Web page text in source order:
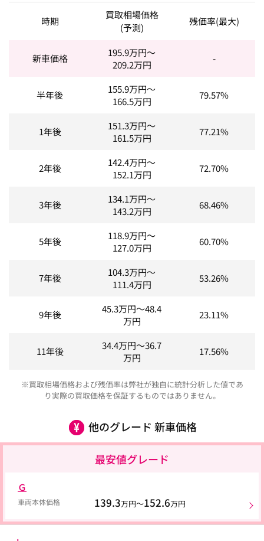
時期
買取相場価格
(予測)
残価率(最大)
新車価格 195.9万円～
209.2万円 -
半年後 155.9万円～
166.5万円 79.57%
1年後 151.3万円～
161.5万円 77.21%
2年後 142.4万円～
152.1万円 72.70%
3年後 134.1万円～
143.2万円 68.46%
5年後 118.9万円～
127.0万円 60.70%
7年後 104.3万円～
111.4万円 53.26%
9年後 45.3万円～48.4
万円
23.11%
11年後 34.4万円～36.7
万円
17.56%
※買取相場価格および残価率は弊社が独自に統計分析した値であ
り実際の買取価格を保証するものではありません。
他のグレード 新車価格
最安値グレード
Ｇ
車両本体価格 139.3万円～152.6万円